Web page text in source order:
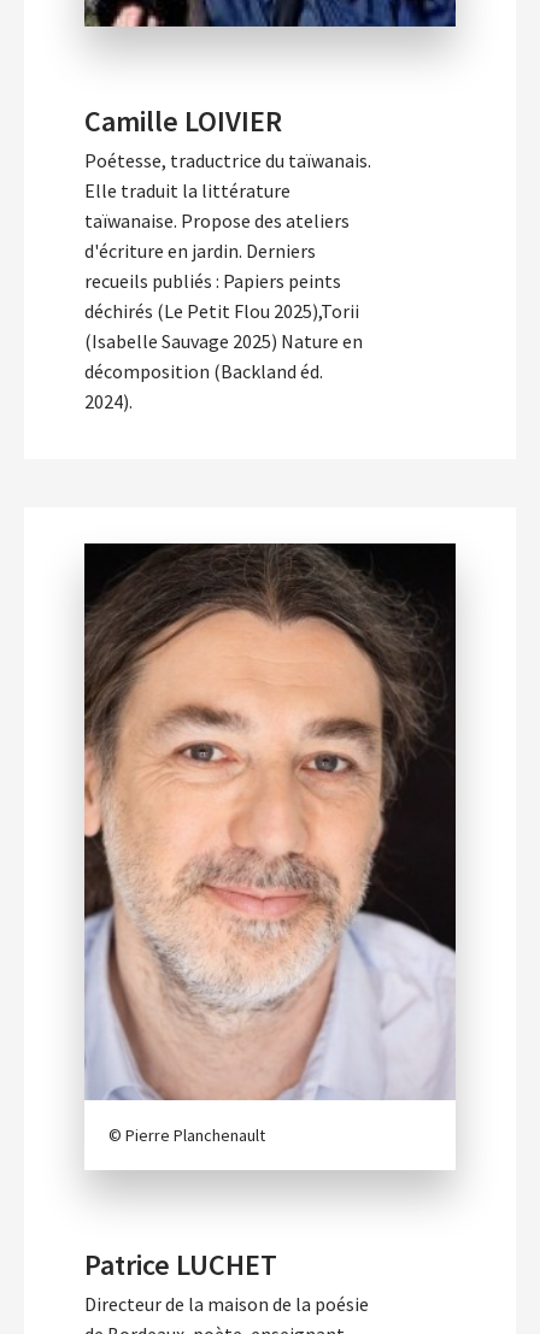
Camille LOIVIER
Poétesse, traductrice du taïwanais.
Elle traduit la littérature
taïwanaise. Propose des ateliers
d'écriture en jardin. Derniers
recueils publiés : Papiers peints
déchirés (Le Petit Flou 2025),Torii
(Isabelle Sauvage 2025) Nature en
décomposition (Backland éd.
2024).
© Pierre Planchenault
Patrice LUCHET
Directeur de la maison de la poésie